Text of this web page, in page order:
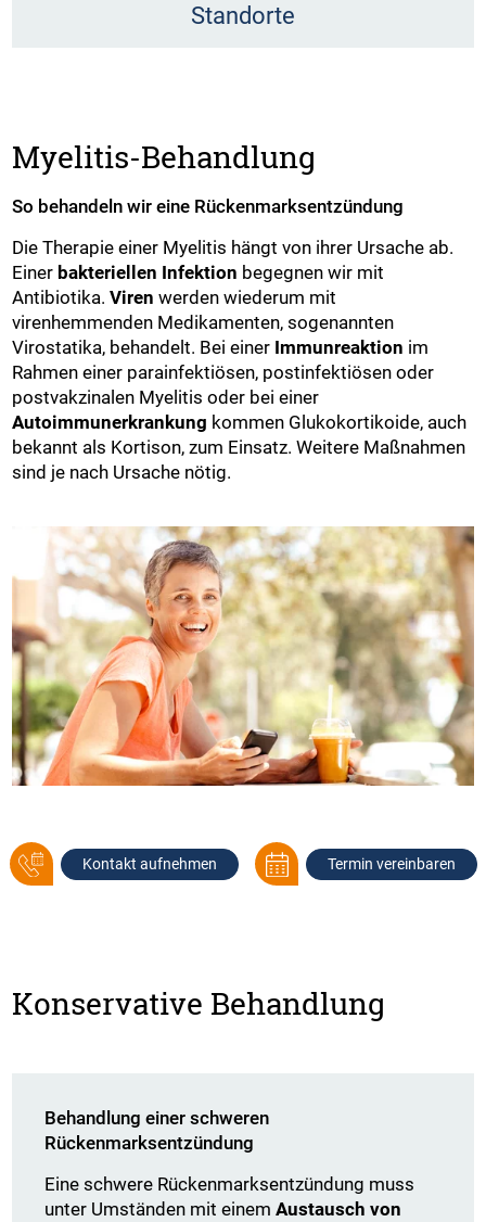
Standorte
Myelitis-Behandlung
So behandeln wir eine Rückenmarksentzündung
Die Therapie einer Myelitis hängt von ihrer Ursache ab.
Einer bakteriellen Infektion begegnen wir mit
Antibiotika.Virenwerden wiederum mit
virenhemmenden Medikamenten, sogenannten
Virostatika, behandelt. Bei einer Immunreaktion im
Rahmen einer parainfektiösen, postinfektiösen oder
postvakzinalen Myelitis oder bei einer
Autoimmunerkrankung kommen Glukokortikoide, auch
bekannt als Kortison, zum Einsatz. Weitere Maßnahmen
sind je nach Ursache nötig.
Kontakt aufnehmen Termin vereinbaren
Konservative Behandlung
Behandlung einer schweren
Rückenmarksentzündung
Eine schwere Rückenmarksentzündung muss
unter Umständen mit einemAustausch von